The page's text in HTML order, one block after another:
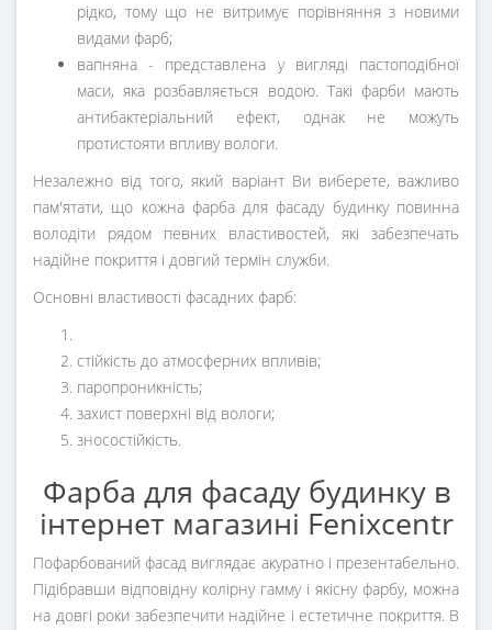
рідко, тому що не витримує порівняння з новими
видами фарб;
вапняна - представлена ​​у вигляді пастоподібної
маси, яка розбавляється водою. Такі фарби мають
антибактеріальний ефект, однак не можуть
протистояти впливу вологи.
Незалежно від того, який варіант Ви виберете, важливо
пам'ятати, що кожна фарба для фасаду будинку повинна
володіти рядом певних властивостей, які забезпечать
надійне покриття і довгий термін служби.
Основні властивості фасадних фарб:
стійкість до атмосферних впливів;
паропроникність;
захист поверхні від вологи;
зносостійкість.
Фарба для фасаду будинку в
інтернет магазині Fenixcentr
Пофарбований фасад виглядає акуратно і презентабельно.
Підібравши відповідну колірну гамму і якісну фарбу, можна
на довгі роки забезпечити надійне і естетичне покриття. В